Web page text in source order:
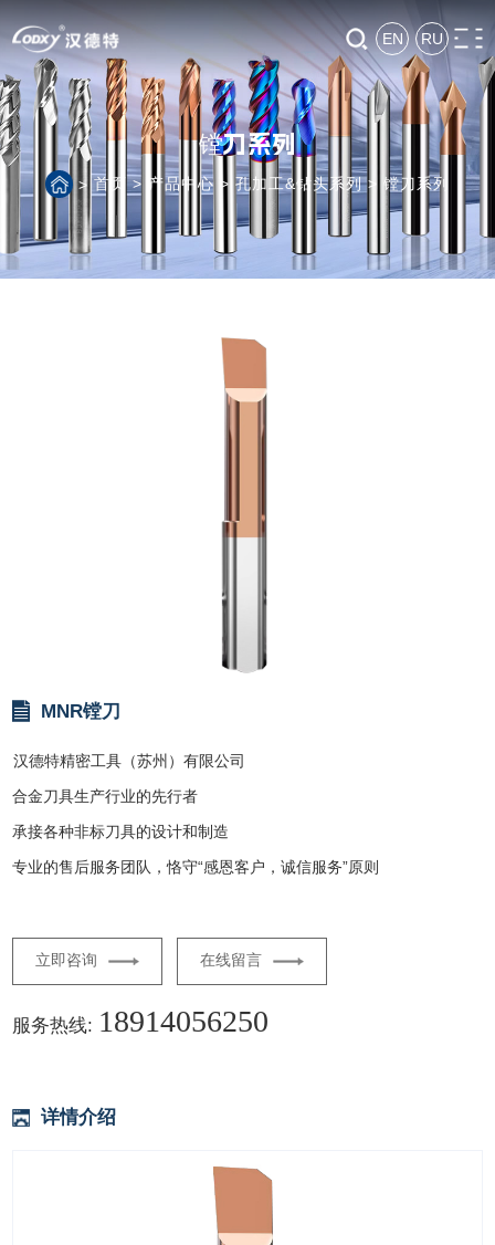
EN RU
镗刀系列
> 首页> 产品中心 > 孔加工&钻头系列> 镗刀系列
MNR镗刀
汉德特精密工具（苏州）有限公司
合金刀具生产行业的先行者
承接各种非标刀具的设计和制造
专业的售后服务团队，恪守“感恩客户，诚信服务”原则
立即咨询 在线留言
服务热线: 18914056250
详情介绍